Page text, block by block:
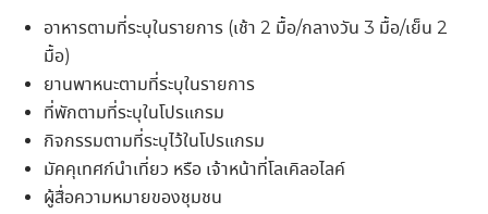
อาหารตามที่ระบุในรายการ (เช้า 2 มื้อ/กลางวัน 3 มื้อ/เย็น 2
มื้อ)
ยานพาหนะตามที่ระบุในรายการ
ที่พักตามที่ระบุในโปรแกรม
กิจกรรมตามที่ระบุไว้ในโปรแกรม
มัคคุเทศก์นำเที่ยว หรือ เจ้าหน้าที่โลเคิลอไลค์
ผู้สื่อความหมายของชุมชน